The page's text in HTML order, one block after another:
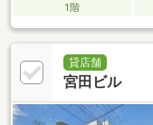
1階
貸店舗
宮田ビル